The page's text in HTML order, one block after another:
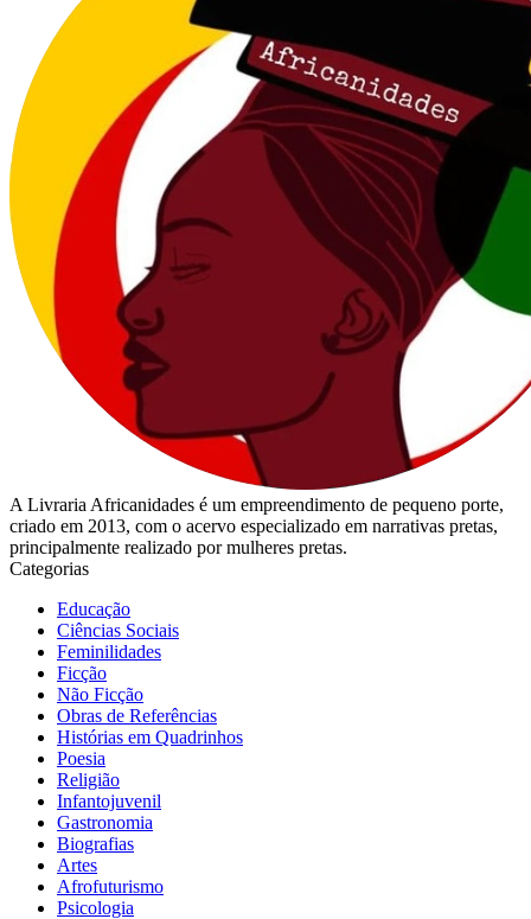
A Livraria Africanidades é um empreendimento de pequeno porte,
criado em 2013, com o acervo especializado em narrativas pretas,
principalmente realizado por mulheres pretas.
Categorias
Educação
Ciências Sociais
Feminilidades
Ficção
Não Ficção
Obras de Referências
Histórias em Quadrinhos
Poesia
Religião
Infantojuvenil
Gastronomia
Biografias
Artes
Afrofuturismo
Psicologia